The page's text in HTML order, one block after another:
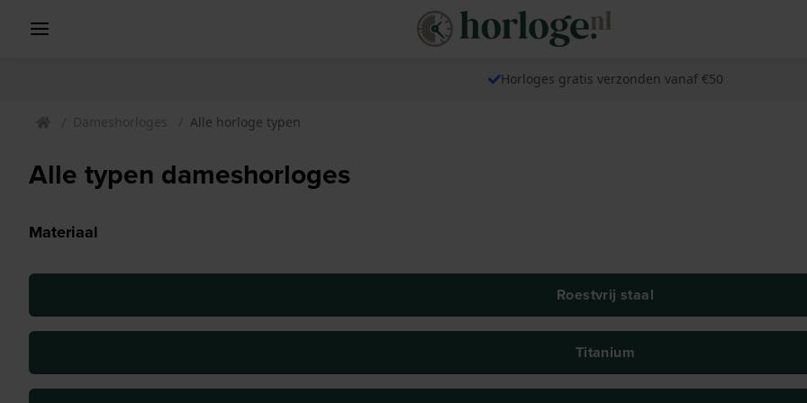
Horloges gratis verzonden vanaf €50
Dameshorloges Alle horloge typen
Alle typen dameshorloges
Materiaal
Roestvrij staal
Titanium